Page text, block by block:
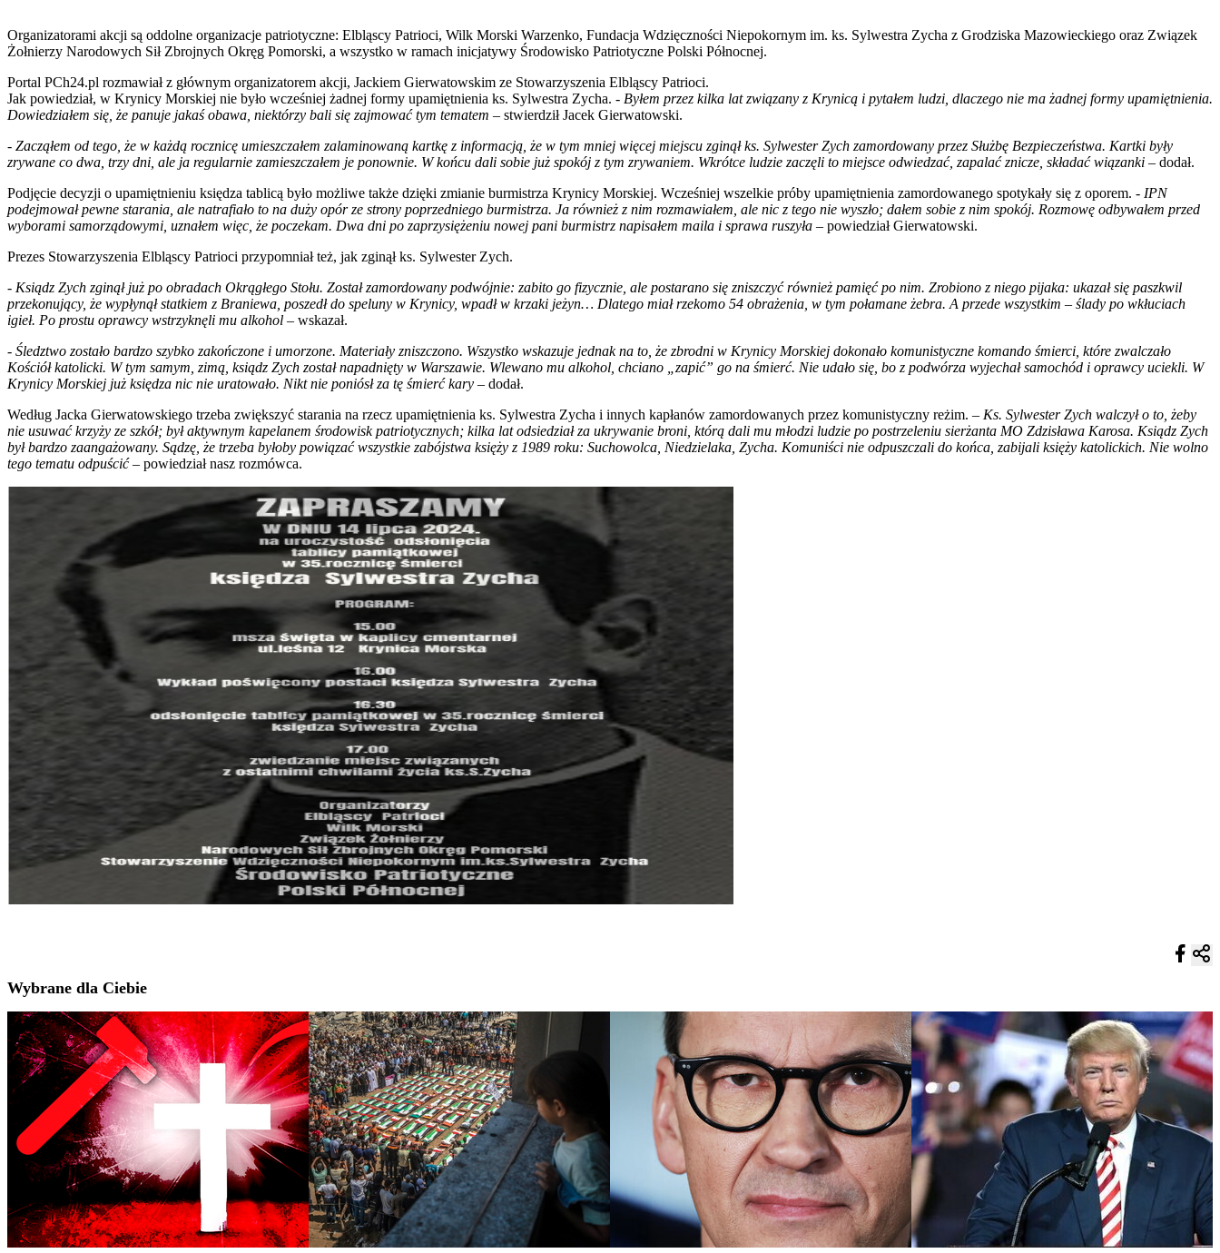
Organizatorami akcji są oddolne organizacje patriotyczne: Elbląscy Patrioci, Wilk Morski Warzenko, Fundacja Wdzięczności Niepokornym im. ks. Sylwestra Zycha z Grodziska Mazowieckiego oraz Związek
Żołnierzy Narodowych Sił Zbrojnych Okręg Pomorski, a wszystko w ramach inicjatywy Środowisko Patriotyczne Polski Północnej.
Portal PCh24.pl rozmawiał z głównym organizatorem akcji, Jackiem Gierwatowskim ze Stowarzyszenia Elbląscy Patrioci.
Jak powiedział, w Krynicy Morskiej nie było wcześniej żadnej formy upamiętnienia ks. Sylwestra Zycha. - Byłem przez kilka lat związany z Krynicą i pytałem ludzi, dlaczego nie ma żadnej formy upamiętnienia.
Dowiedziałem się, że panuje jakaś obawa, niektórzy bali się zajmować tym tematem – stwierdził Jacek Gierwatowski.
- Zacząłem od tego, że w każdą rocznicę umieszczałem zalaminowaną kartkę z informacją, że w tym mniej więcej miejscu zginął ks. Sylwester Zych zamordowany przez Służbę Bezpieczeństwa. Kartki były
zrywane co dwa, trzy dni, ale ja regularnie zamieszczałem je ponownie. W końcu dali sobie już spokój z tym zrywaniem. Wkrótce ludzie zaczęli to miejsce odwiedzać, zapalać znicze, składać wiązanki – dodał.
Podjęcie decyzji o upamiętnieniu księdza tablicą było możliwe także dzięki zmianie burmistrza Krynicy Morskiej. Wcześniej wszelkie próby upamiętnienia zamordowanego spotykały się z oporem. - IPN
podejmował pewne starania, ale natrafiało to na duży opór ze strony poprzedniego burmistrza. Ja również z nim rozmawiałem, ale nic z tego nie wyszło; dałem sobie z nim spokój. Rozmowę odbywałem przed
wyborami samorządowymi, uznałem więc, że poczekam. Dwa dni po zaprzysiężeniu nowej pani burmistrz napisałem maila i sprawa ruszyła – powiedział Gierwatowski.
Prezes Stowarzyszenia Elbląscy Patrioci przypomniał też, jak zginął ks. Sylwester Zych.
- Ksiądz Zych zginął już po obradach Okrągłego Stołu. Został zamordowany podwójnie: zabito go fizycznie, ale postarano się zniszczyć również pamięć po nim. Zrobiono z niego pijaka: ukazał się paszkwil
przekonujący, że wypłynął statkiem z Braniewa, poszedł do speluny w Krynicy, wpadł w krzaki jeżyn… Dlatego miał rzekomo 54 obrażenia, w tym połamane żebra. A przede wszystkim – ślady po wkłuciach
igieł. Po prostu oprawcy wstrzyknęli mu alkohol – wskazał.
- Śledztwo zostało bardzo szybko zakończone i umorzone. Materiały zniszczono. Wszystko wskazuje jednak na to, że zbrodni w Krynicy Morskiej dokonało komunistyczne komando śmierci, które zwalczało
Kościół katolicki. W tym samym, zimą, ksiądz Zych został napadnięty w Warszawie. Wlewano mu alkohol, chciano „zapić” go na śmierć. Nie udało się, bo z podwórza wyjechał samochód i oprawcy uciekli. W
Krynicy Morskiej już księdza nic nie uratowało. Nikt nie poniósł za tę śmierć kary – dodał.
Według Jacka Gierwatowskiego trzeba zwiększyć starania na rzecz upamiętnienia ks. Sylwestra Zycha i innych kapłanów zamordowanych przez komunistyczny reżim. – Ks. Sylwester Zych walczył o to, żeby
nie usuwać krzyży ze szkół; był aktywnym kapelanem środowisk patriotycznych; kilka lat odsiedział za ukrywanie broni, którą dali mu młodzi ludzie po postrzeleniu sierżanta MO Zdzisława Karosa. Ksiądz Zych
był bardzo zaangażowany. Sądzę, że trzeba byłoby powiązać wszystkie zabójstwa księży z 1989 roku: Suchowolca, Niedzielaka, Zycha. Komuniści nie odpuszczali do końca, zabijali księży katolickich. Nie wolno
tego tematu odpuścić– powiedział nasz rozmówca.
Wybrane dla Ciebie